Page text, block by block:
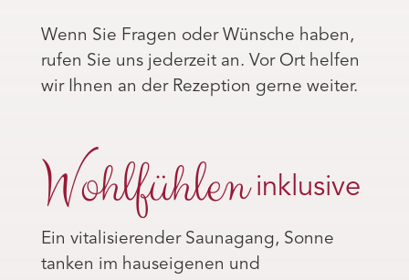
Wenn Sie Fragen oder Wünsche haben,
rufen Sie uns jederzeit an. Vor Ort helfen
wir Ihnen an der Rezeption gerne weiter.
Wohlfühleninklusive
Ein vitalisierender Saunagang, Sonne
tanken im hauseigenen und